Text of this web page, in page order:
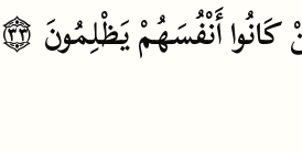
كَانُواأَنْفُسَهُمْيَظْلِمُونَ ۝٣٣